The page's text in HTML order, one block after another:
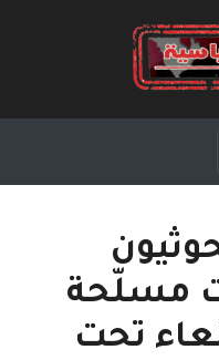
مسلّحة
تحت